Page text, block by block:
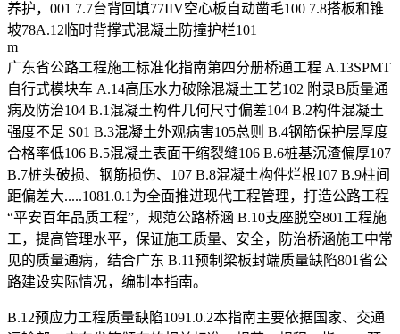
养护，001 7.7台背回填77IIV空心板自动凿毛100 7.8搭板和锥
坡78A.12临时背撑式混凝土防撞护栏101
m
广东省公路工程施工标准化指南第四分册桥通工程 A.13SPMT
自行式模块车 A.14高压水力破除混凝土工艺102 附录B质量通
病及防治104 B.1混凝土构件几何尺寸偏差104 B.2构件混凝土
强度不足 S01 B.3混凝土外观病害105总则 B.4钢筋保护层厚度
合格率低106 B.5混凝土表面干缩裂缝106 B.6桩基沉渣偏厚107
B.7桩头破损、钢筋损伤、107 B.8混凝土构件烂根107 B.9柱间
距偏差大.....1081.0.1为全面推进现代工程管理，打造公路工程
“平安百年品质工程”，规范公路桥涵 B.10支座脱空801工程施
工，提高管理水平，保证施工质量、安全，防治桥涵施工中常
见的质量通病，结合广东 B.11预制梁板封端质量缺陷801省公
路建设实际情况，编制本指南。
B.12预应力工程质量缺陷1091.0.2本指南主要依据国家、交通